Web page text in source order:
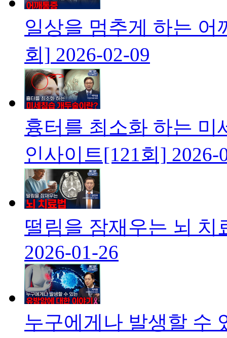
일상을 멈추게 하는 어
회] 2026-02-09
흉터를 최소화 하는 미
인사이트[121회] 2026-
떨림을 잠재우는 뇌
2026-01-26
누구에게나 발생할 수